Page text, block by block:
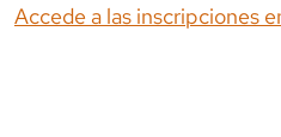
Accede a las inscripciones